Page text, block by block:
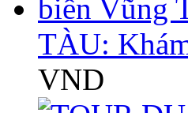
TÀU:
VND